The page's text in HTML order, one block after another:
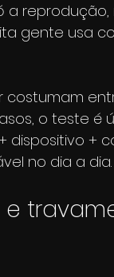
a
gente usa
costumam
o teste
+
no dia a dia.